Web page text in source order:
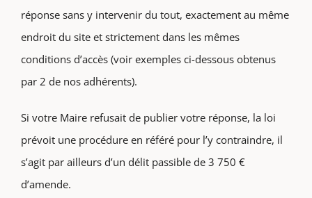
réponse sans y intervenir du tout, exactement au même
endroit du site et strictement dans les mêmes
conditions d’accès (voir exemples ci-dessous obtenus
par 2 de nos adhérents).
Si votre Maire refusait de publier votre réponse, la loi
prévoit une procédure en référé pour l’y contraindre, il
s’agit par ailleurs d’un délit passible de 3 750 €
d’amende.